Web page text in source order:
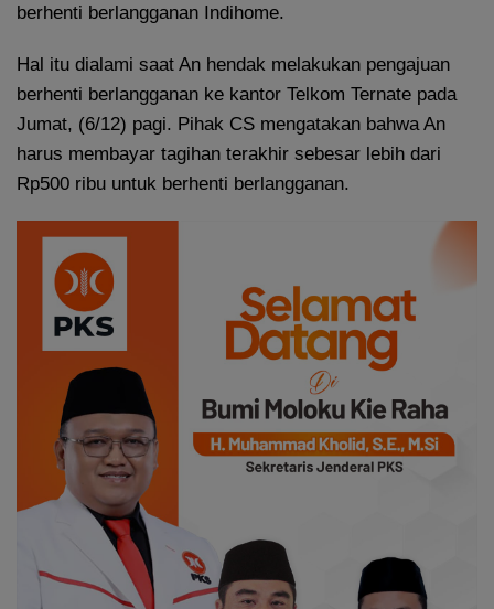
berhenti berlangganan Indihome.
Hal itu dialami saat An hendak melakukan pengajuan
berhenti berlangganan ke kantor Telkom Ternate pada
Jumat, (6/12) pagi. Pihak CS mengatakan bahwa An
harus membayar tagihan terakhir sebesar lebih dari
Rp500 ribu untuk berhenti berlangganan.